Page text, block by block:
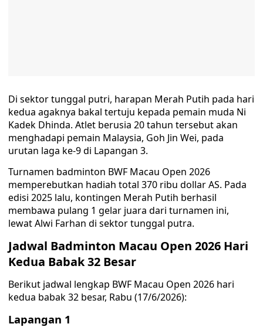
Di sektor tunggal putri, harapan Merah Putih pada hari
kedua agaknya bakal tertuju kepada pemain muda Ni
Kadek Dhinda. Atlet berusia 20 tahun tersebut akan
menghadapi pemain Malaysia, Goh Jin Wei, pada
urutan laga ke-9 di Lapangan 3.
Turnamen badminton BWF Macau Open 2026
memperebutkan hadiah total 370 ribu dollar AS. Pada
edisi 2025 lalu, kontingen Merah Putih berhasil
membawa pulang 1 gelar juara dari turnamen ini,
lewat Alwi Farhan di sektor tunggal putra.
Jadwal Badminton Macau Open 2026 Hari
Kedua Babak 32 Besar
Berikut jadwal lengkap BWF Macau Open 2026 hari
kedua babak 32 besar, Rabu (17/6/2026):
Lapangan 1